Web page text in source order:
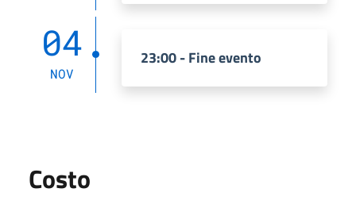
04
NOV
23:00 - Fine evento
Costo